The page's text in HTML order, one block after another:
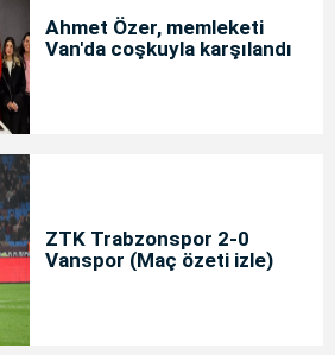
Ahmet Özer, memleketi
Van'da coşkuyla karşılandı
ZTK Trabzonspor 2-0
Vanspor (Maç özeti izle)